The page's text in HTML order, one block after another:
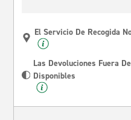
El Servicio De Recogida
Las Devoluciones Fuera
Disponibles